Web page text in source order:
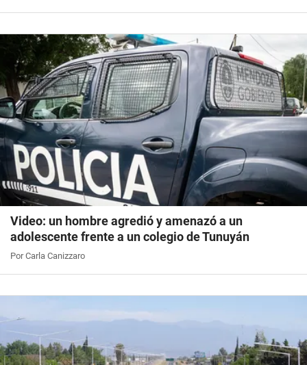
Video: un hombre agredió y amenazó a un
adolescente frente a un colegio de Tunuyán
Por Carla Canizzaro